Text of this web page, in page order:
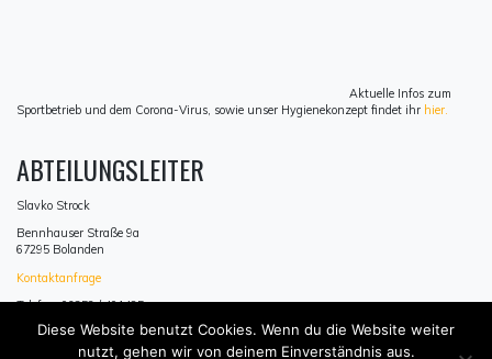
Aktuelle Infos zum
Sportbetrieb und dem Corona-Virus, sowie unser Hygienekonzept findet ihr hier.
ABTEILUNGSLEITER
Slavko Strock
Bennhauser Straße 9a
67295 Bolanden
Kontaktanfrage
Telefon: 06352 / 401485
Mobil: 0170 / 2353609
Diese Website benutzt Cookies. Wenn du die Website weiter
nutzt, gehen wir von deinem Einverständnis aus.